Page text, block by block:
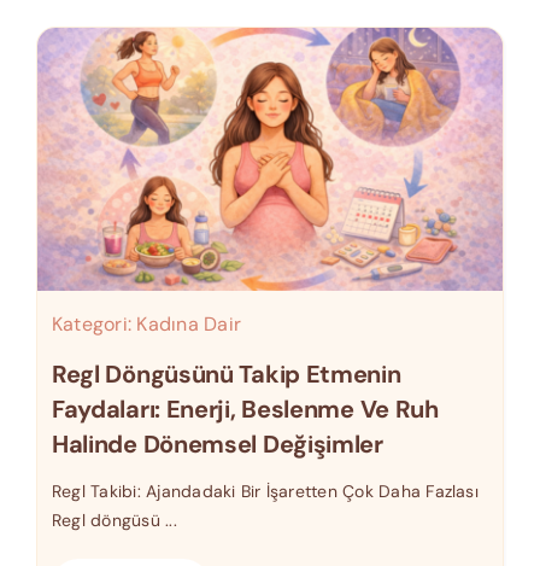
Kategori: Kadına Dair
Regl Döngüsünü Takip Etmenin
Faydaları: Enerji, Beslenme Ve Ruh
Halinde Dönemsel Değişimler
Regl Takibi: Ajandadaki Bir İşaretten Çok Daha Fazlası
Regl döngüsü ...